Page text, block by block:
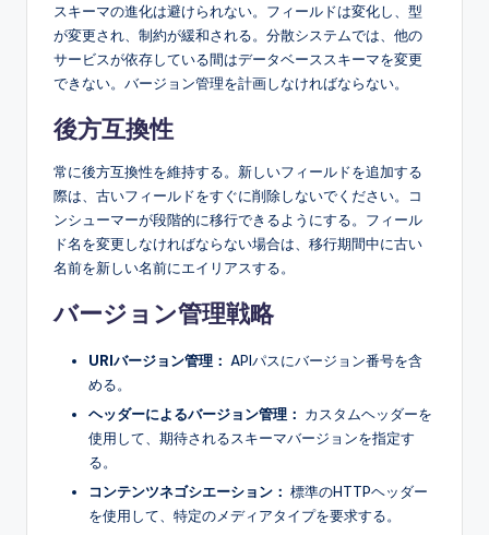
スキーマの進化は避けられない。フィールドは変化し、型
が変更され、制約が緩和される。分散システムでは、他の
サービスが依存している間はデータベーススキーマを変更
できない。バージョン管理を計画しなければならない。
後方互換性
常に後方互換性を維持する。新しいフィールドを追加する
際は、古いフィールドをすぐに削除しないでください。コ
ンシューマーが段階的に移行できるようにする。フィール
ド名を変更しなければならない場合は、移行期間中に古い
名前を新しい名前にエイリアスする。
バージョン管理戦略
URIバージョン管理： APIパスにバージョン番号を含
める。
ヘッダーによるバージョン管理： カスタムヘッダーを
使用して、期待されるスキーマバージョンを指定す
る。
コンテンツネゴシエーション： 標準のHTTPヘッダー
を使用して、特定のメディアタイプを要求する。